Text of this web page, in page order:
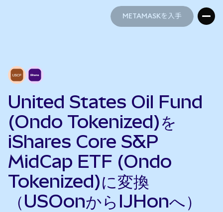
METAMASKを入手
United States Oil Fund
(Ondo Tokenized)を
iShares Core S&P
MidCap ETF (Ondo
Tokenized)に変換
（USOonからIJHonへ）